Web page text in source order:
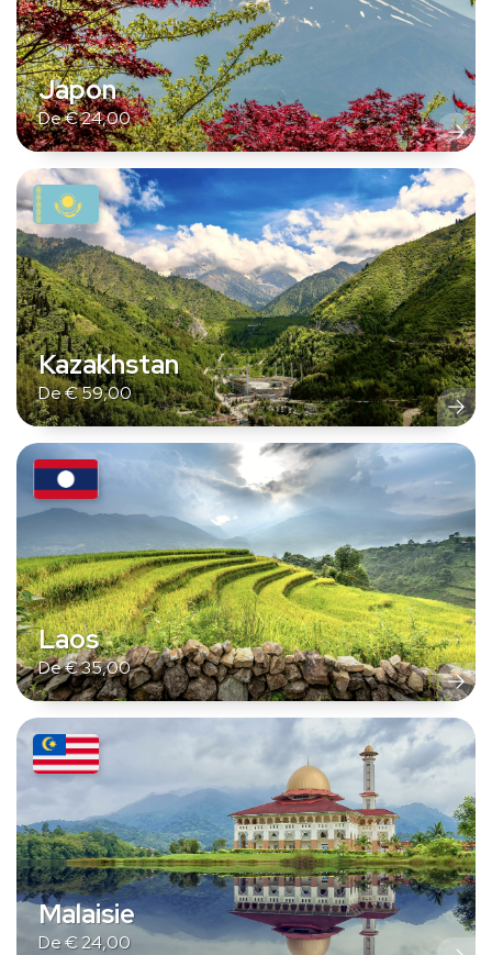
Japon
De€24,00
Kazakhstan
De€59,00
Laos
De€35,00
Malaisie
De€24,00